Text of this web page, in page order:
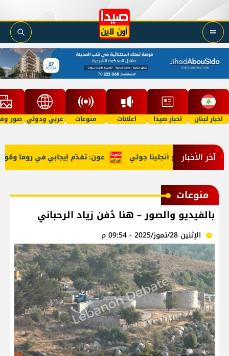
اخبار لبنان اخبار صيدا اعلانات منوعات عربي ودولي صور
آخر الأخبار عون: تقدّم إيجابي في روما معركته مع أنجلينا جولي
منوعات
بالفيديو والصور – هنا دُفن زياد الرحباني
الإثنين 28/تموز/2025 - 09:54 م